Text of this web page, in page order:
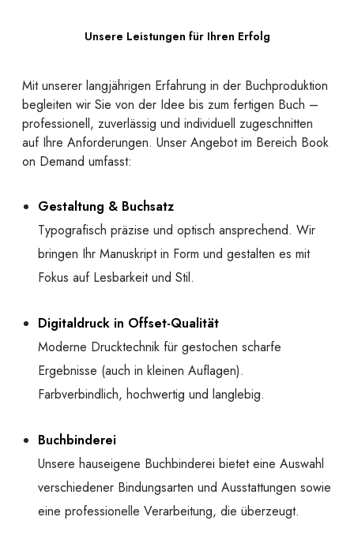
Unsere Leistungen für Ihren Erfolg
Mit unserer langjährigen Erfahrung in der Buchproduktion
begleiten wir Sie von der Idee bis zum fertigen Buch –
professionell, zuverlässig und individuell zugeschnitten
auf Ihre Anforderungen. Unser Angebot im Bereich Book
on Demand umfasst:
Gestaltung & Buchsatz
Typografisch präzise und optisch ansprechend. Wir
bringen Ihr Manuskript in Form und gestalten es mit
Fokus auf Lesbarkeit und Stil.
Digitaldruck in Offset-Qualität
Moderne Drucktechnik für gestochen scharfe
Ergebnisse (auch in kleinen Auflagen).
Farbverbindlich, hochwertig und langlebig.
Buchbinderei
Unsere hauseigene Buchbinderei bietet eine Auswahl
verschiedener Bindungsarten und Ausstattungen sowie
eine professionelle Verarbeitung, die überzeugt.